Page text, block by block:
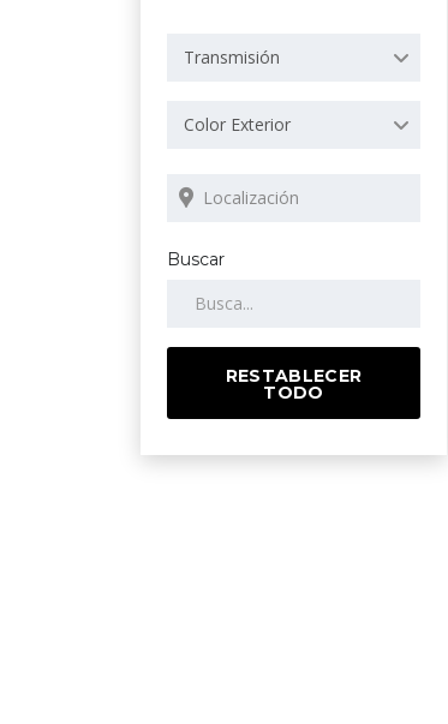
Transmisión
Color Exterior
Buscar
RESTABLECER
TODO